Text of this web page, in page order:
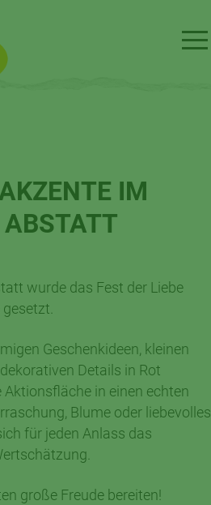
IM
wurde das Fest der Liebe
Geschenkideen, kleinen
Details in Rot
in einen echten
Blume oder liebevolles
für jeden Anlass das
große Freude bereiten!